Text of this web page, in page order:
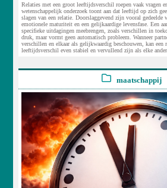
Relaties met een groot leeftijdsverschil roepen vaak vragen
wetenschappelijk onderzoek toont aan dat leeftijd op zich
slagen van een relatie. Doorslaggevend zijn vooral gedeelde
emotionele maturiteit en een gelijkaardige levensfase. Een
specifieke uitdagingen meebrengen, zoals verschillen in
druk, maar vormt geen automatisch probleem. Wanneer
verschillen en elkaar als gelijkwaardig beschouwen, kan een
leeftijdsverschil even stabiel en vervullend zijn als elke
maatschappij